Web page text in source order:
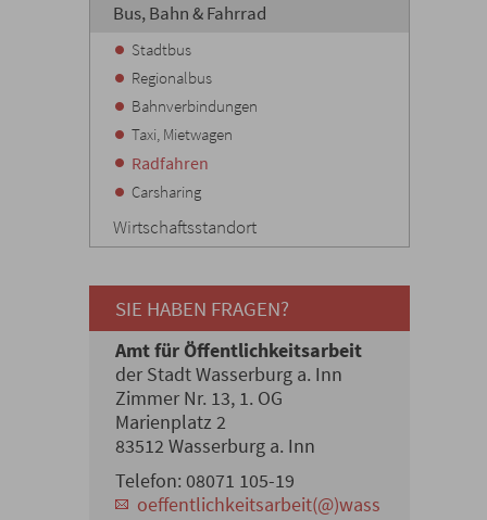
Bus, Bahn & Fahrrad
Stadtbus
Regionalbus
Bahnverbindungen
Taxi, Mietwagen
Radfahren
Carsharing
Wirtschaftsstandort
SIE HABEN FRAGEN?
Amt für Öffentlichkeitsarbeit
der Stadt Wasserburg a. Inn
Zimmer Nr. 13, 1. OG
Marienplatz 2
83512 Wasserburg a. Inn
Telefon: 08071 105-19
oeffentlichkeitsarbeit(@)wass